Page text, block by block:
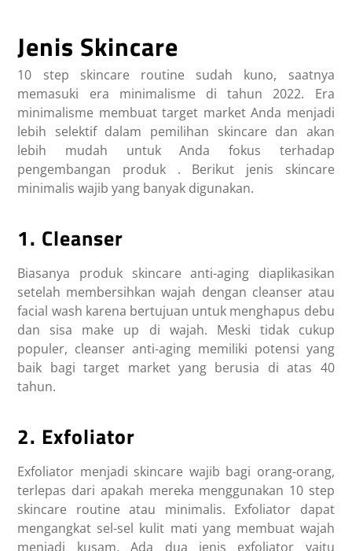
Jenis Skincare
10 step skincare routine sudah kuno, saatnya
memasuki era minimalisme di tahun 2022. Era
minimalisme membuat target market Anda menjadi
lebih selektif dalam pemilihan skincare dan akan
lebih mudah untuk Anda fokus terhadap
pengembangan produk . Berikut jenis skincare
minimalis wajib yang banyak digunakan.
1. Cleanser
Biasanya produk skincare anti-aging diaplikasikan
setelah membersihkan wajah dengan cleanser atau
facial wash karena bertujuan untuk menghapus debu
dan sisa make up di wajah. Meski tidak cukup
populer, cleanser anti-aging memiliki potensi yang
baik bagi target market yang berusia di atas 40
tahun.
2. Exfoliator
Exfoliator menjadi skincare wajib bagi orang-orang,
terlepas dari apakah mereka menggunakan 10 step
skincare routine atau minimalis. Exfoliator dapat
mengangkat sel-sel kulit mati yang membuat wajah
menjadi kusam. Ada dua jenis exfoliator yaitu